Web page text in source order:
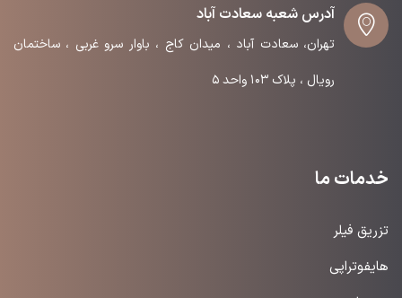
آدرس شعبه سعادت آباد
تهران، سعادت آباد ، میدان کاج ، باوار سرو غربی ، ساختمان
رویال ، پلاک ۱۰۳ واحد ۵
خدمات ما
تزریق فیلر
هایفوتراپی